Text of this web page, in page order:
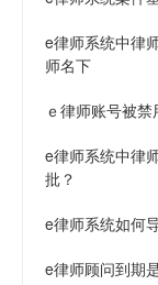
e律师系统中律
师名下
ｅ律师账号被
e律师系统中律
批？
e律师系统如何
e律师顾问到期